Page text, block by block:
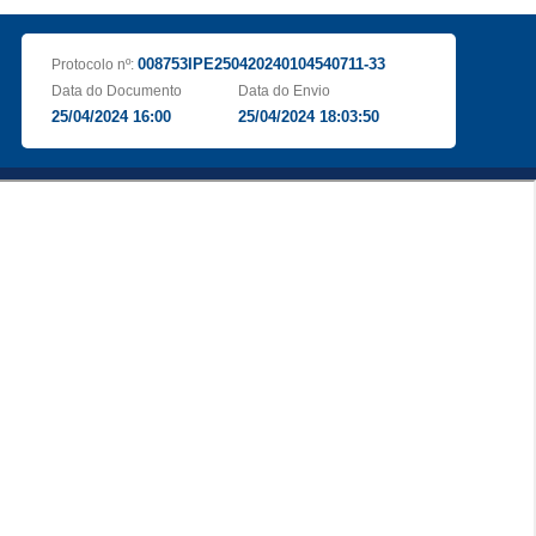
Protocolo nº: 008753IPE250420240104540711-33
Data do Documento
25/04/2024 16:00
Data do Envio
25/04/2024 18:03:50